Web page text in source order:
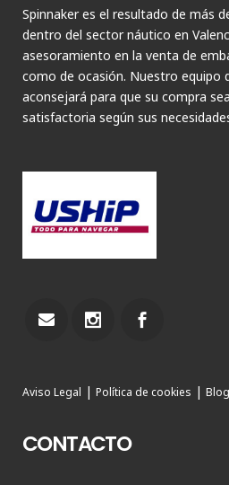
Spinnaker es el resultado de más
dentro del sector náutico en
asesoramiento en la venta de
como de ocasión. Nuestro equipo
aconsejará para que su compra
satisfactoria según sus
Aviso Legal | Política de cookies | Blog
CONTACTO